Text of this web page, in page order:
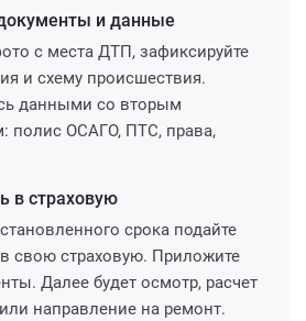
и данные
с места ДТП, зафиксируйте
и схему происшествия.
данными со вторым
полис ОСАГО, ПТС, права,
в страховую
срока подайте
свою страховую. Приложите
Далее будет осмотр, расчет
направление на ремонт.